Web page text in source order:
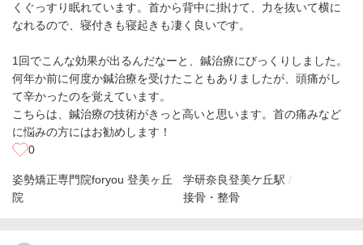
くぐっすり眠れています。首から背中に掛けて、力を抜いて横に
なれるので、寝付きも寝起きも凄く良いです。
1回でこんな効果が出るんだなーと、鍼治療にびっくりしました。
何年か前に何度か鍼治療を受けたこともありましたが、頭痛がし
て辛かったのを覚えています。
こちらは、鍼治療の技術がきっと高いと思います。首の痛みなど
に悩みの方にはお勧めします！
0
姿勢矯正専門院foryou 登美ヶ丘
院
学研奈良登美ケ丘駅
接骨・整骨